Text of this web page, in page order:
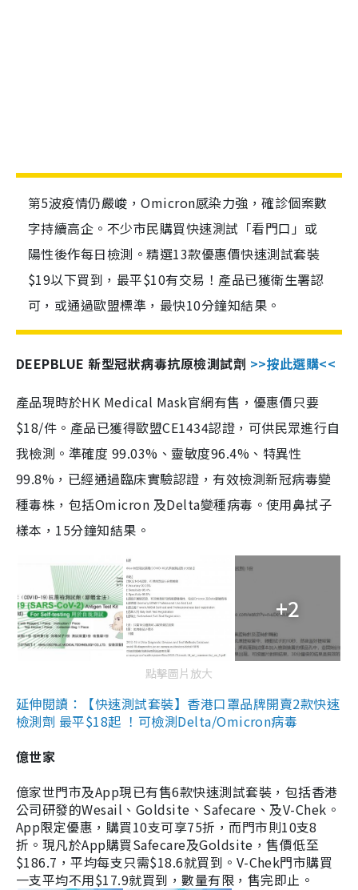
第5波疫情仍嚴峻，Omicron感染力強，確診個案數
字持續高企。不少市民購買快速測試「看門口」或
陽性後作每日檢測。精選13款優惠價快速測試套裝
$19以下買到，最平$10有交易！產品已獲衛生署認
可，或通過歐盟標準，最快10分鐘知結果。
DEEPBLUE 新型冠狀病毒抗原檢測試劑 >>按此選購<<
產品現時於HK Medical Mask官網有售，優惠價只要
$18/件。產品已獲得歐盟CE1434認證，可供民眾進行自
我檢測。準確度 99.03%、靈敏度96.4%、特異性
99.8%，已經通過臨床實驗認證，有效檢測新冠病毒變
種毒株，包括Omicron 及Delta變種病毒。使用鼻拭子
樣本，15分鐘知結果。
+2
點擊圖片放大
延伸閱讀：【快速測試套裝】香港口罩品牌開賣2款快速
檢測劑 最平$18起 ！可檢測Delta/Omicron病毒
億世家
億家世門市及App現已有售6款快速測試套裝，包括香港
公司研發的Wesail、Goldsite、Safecare、及V-Chek。
App限定優惠，購買10支可享75折，而門市則10支8
折。現凡於App購買Safecare及Goldsite，售價低至
$186.7，平均每支只需$18.6就買到。V-Chek門市購買
一支平均不用$17.9就買到，數量有限，售完即止。